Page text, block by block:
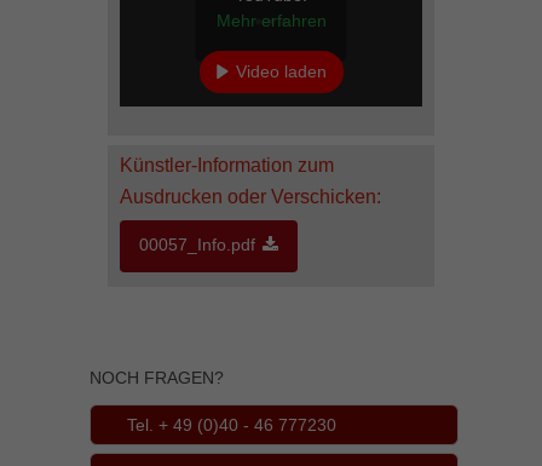
Mehr erfahren
Video laden
Künstler-Information zum
Ausdrucken oder Verschicken:
00057_Info.pdf
NOCH FRAGEN?
Tel. + 49 (0)40 - 46 777230
Inhalte von Videoplattformen und Social-Media-Plattformen werden
standardmäßig blockiert. Wenn Cookies von externen Medien akzeptiert
werden, bedarf der Zugriff auf diese Inhalte keiner manuellen Einwilligung
powered by Borlabs Cookie Datenschutzerklärung